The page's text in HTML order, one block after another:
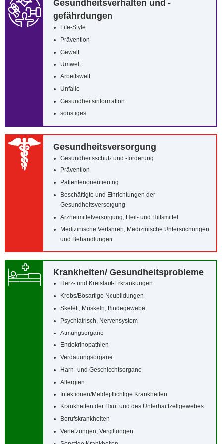
Gesundheitsverhalten und -
gefährdungen
Life-Style
Prävention
Gewalt
Umwelt
Arbeitswelt
Unfälle
Gesundheitsinformation
sonstiges
Gesundheitsversorgung
Gesundheitsschutz und -förderung
Prävention
Patientenorientierung
Beschäftigte und Einrichtungen der
Gesundheitsversorgung
Arzneimittelversorgung, Heil- und Hilfsmittel
Medizinische Verfahren, Medizinische Untersuchungen
und Behandlungen
Krankheiten/‌ Gesundheitsprobleme
Herz- und Kreislauf-Erkrankungen
Krebs/‌Bösartige Neubildungen
Skelett, Muskeln, Bindegewebe
Psychiatrisch, Nervensystem
Atmungsorgane
Endokrinopathien
Verdauungsorgane
Harn- und Geschlechtsorgane
Allergien
Infektionen/‌Meldepflichtige Krankheiten
Krankheiten der Haut und des Unterhautzellgewebes
Berufskrankheiten
Verletzungen, Vergiftungen